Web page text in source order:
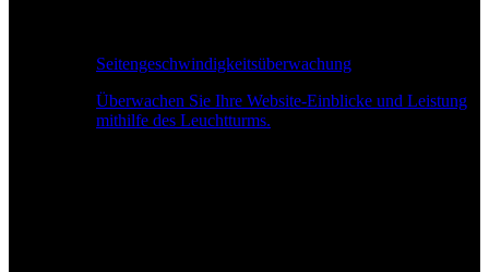
Seitengeschwindigkeitsüberwachung
Überwachen Sie Ihre Website-Einblicke und Leistung
mithilfe des Leuchtturms.